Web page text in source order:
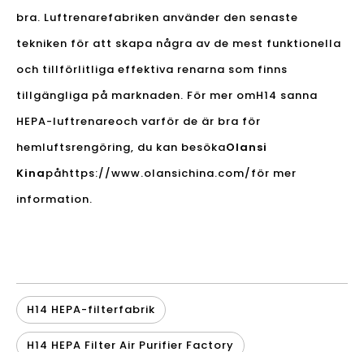
bra. Luftrenarefabriken använder den senaste
tekniken för att skapa några av de mest funktionella
och tillförlitliga effektiva renarna som finns
tillgängliga på marknaden. För mer omH14 sanna
HEPA-luftrenareoch varför de är bra för
hemluftsrengöring, du kan besökaOlansi
Kinapåhttps://www.olansichina.com/för mer
information.
H14 HEPA-filterfabrik
H14 HEPA Filter Air Purifier Factory